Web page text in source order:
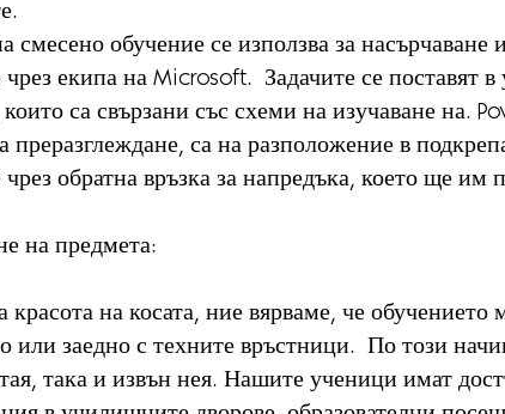
смесено обучение се използва за
екипа на Microsoft. Задачите се поставят
са свързани със схеми на изучаване на.
преразглеждане, са на разположение в
обратна връзка за напредъка, което ще им
на предмета:
красота на косата, ние вярваме, че
или заедно с техните връстници. По този
така и извън нея. Нашите ученици имат